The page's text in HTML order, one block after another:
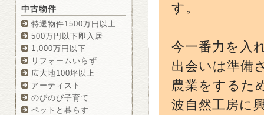
す。
今一番力を入
出会いは準備
農業をするた
波自然工房に
中古物件
特選物件1500万円以上
500万円以下即入居
1,000万円以下
リフォームいらず
広大地100坪以上
アーティスト
のびのび子育て
ペットと暮らす